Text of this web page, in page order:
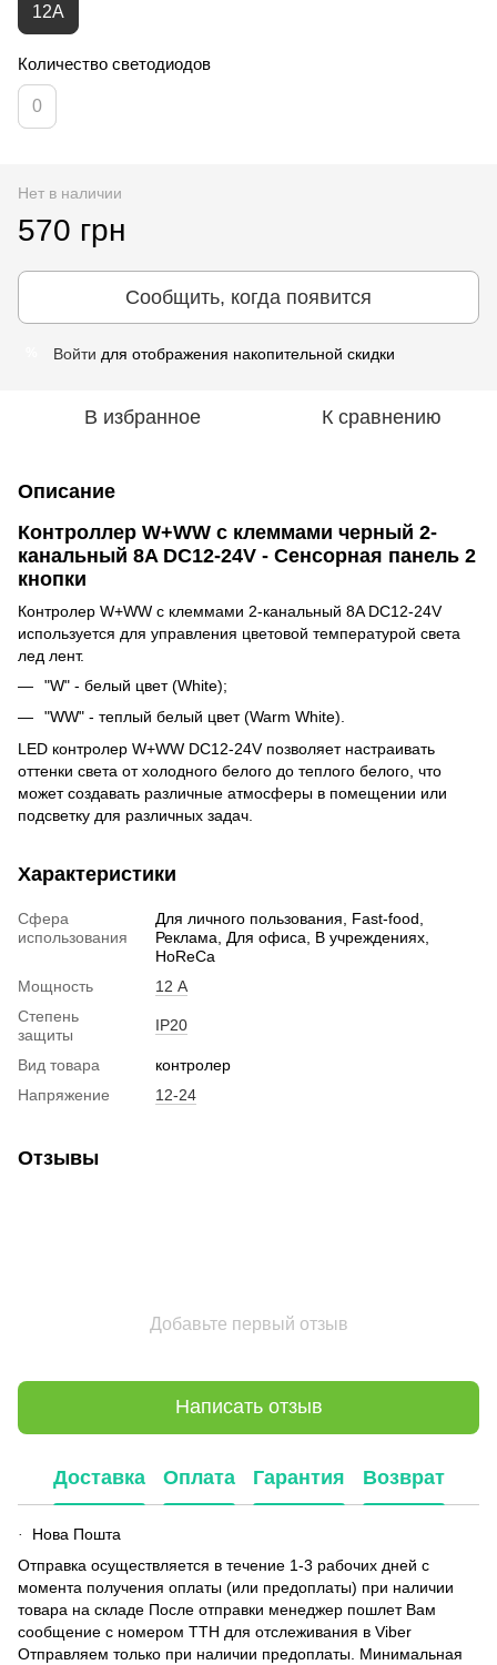
12А
Количество светодиодов
0
Нет в наличии
570 грн
Сообщить, когда появится
Войти для отображения накопительной скидки
В избранное К сравнению
Описание
Контроллер W+WW с клеммами черный 2-
канальный 8A DC12-24V - Сенсорная панель 2
кнопки
Контролер W+WW с клеммами 2-канальный 8A DC12-24V
используется для управления цветовой температурой света
лед лент.
"W" - белый цвет (White);
"WW" - теплый белый цвет (Warm White).
LED контролер W+WW DC12-24V позволяет настраивать
оттенки света от холодного белого до теплого белого, что
может создавать различные атмосферы в помещении или
подсветку для различных задач.
Характеристики
Сфера
использования
Для личного пользования, Fast-food,
Реклама, Для офиса, В учреждениях,
HoReCa
Мощность
12 А
Степень
защиты
IP20
Вид товара
контролер
Напряжение
12-24
Отзывы
Добавьте первый отзыв
Написать отзыв
Доставка Оплата Гарантия Возврат
·
Нова Пошта
Отправка осуществляется в течение 1-3 рабочих дней с
момента получения оплаты (или предоплаты) при наличии
товара на складе После отправки менеджер пошлет Вам
сообщение с номером ТТН для отслеживания в Viber
Отправляем только при наличии предоплаты. Минимальная